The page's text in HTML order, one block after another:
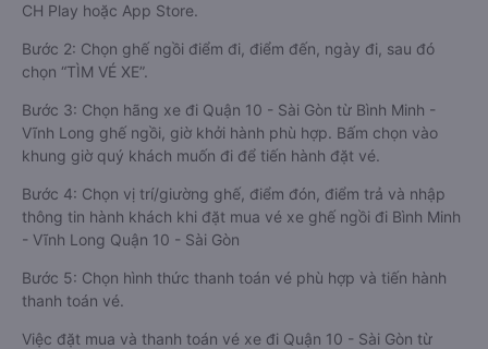
CH Play hoặc App Store.
Bước 2: Chọn ghế ngồi điểm đi, điểm đến, ngày đi, sau đó
chọn “TÌM VÉ XE”.
Bước 3: Chọn hãng xe đi Quận 10 - Sài Gòn từ Bình Minh -
Vĩnh Long ghế ngồi, giờ khởi hành phù hợp. Bấm chọn vào
khung giờ quý khách muốn đi để tiến hành đặt vé.
Bước 4: Chọn vị trí/giường ghế, điểm đón, điểm trả và nhập
thông tin hành khách khi đặt mua vé xe ghế ngồi đi Bình Minh
- Vĩnh Long Quận 10 - Sài Gòn
Bước 5: Chọn hình thức thanh toán vé phù hợp và tiến hành
thanh toán vé.
Việc đặt mua và thanh toán vé xe đi Quận 10 - Sài Gòn từ